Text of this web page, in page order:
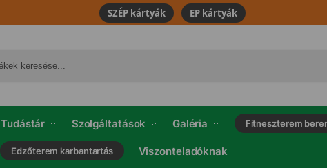
SZÉP kártyák EP kártyák
Tudástár Szolgáltatások Galéria Fitneszterem
Edzőterem karbantartás Viszonteladóknak